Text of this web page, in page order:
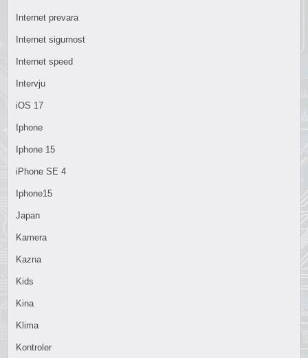
Internet prevara
Internet sigurnost
Internet speed
Intervju
iOS 17
Iphone
Iphone 15
iPhone SE 4
Iphone15
Japan
Kamera
Kazna
Kids
Kina
Klima
Kontroler